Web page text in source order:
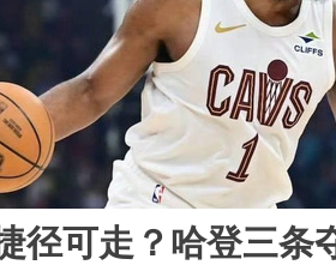
径可走？哈登三条